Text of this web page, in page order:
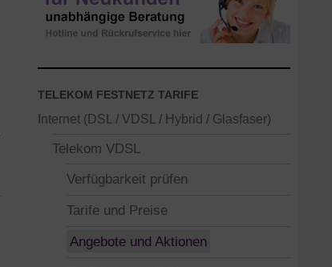
TELEKOM FESTNETZ TARIFE
Internet (DSL / VDSL / Hybrid / Glasfaser)
Telekom VDSL
Verfügbarkeit prüfen
Tarife und Preise
Angebote und Aktionen